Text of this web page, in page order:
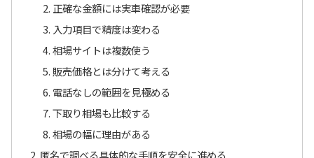
正確な金額には実車確認が必要
入力項目で精度は変わる
相場サイトは複数使う
販売価格とは分けて考える
電話なしの範囲を見極める
下取り相場も比較する
相場の幅に理由がある
匿名で調べる具体的な手順を安全に進める